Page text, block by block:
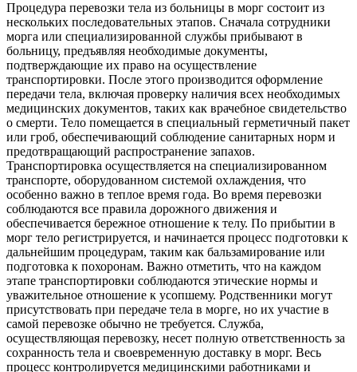
Процедура перевозки тела из больницы в морг состоит из
нескольких последовательных этапов. Сначала сотрудники
морга или специализированной службы прибывают в
больницу, предъявляя необходимые документы,
подтверждающие их право на осуществление
транспортировки. После этого производится оформление
передачи тела, включая проверку наличия всех необходимых
медицинских документов, таких как врачебное свидетельство
о смерти. Тело помещается в специальный герметичный пакет
или гроб, обеспечивающий соблюдение санитарных норм и
предотвращающий распространение запахов.
Транспортировка осуществляется на специализированном
транспорте, оборудованном системой охлаждения, что
особенно важно в теплое время года. Во время перевозки
соблюдаются все правила дорожного движения и
обеспечивается бережное отношение к телу. По прибытии в
морг тело регистрируется, и начинается процесс подготовки к
дальнейшим процедурам, таким как бальзамирование или
подготовка к похоронам. Важно отметить, что на каждом
этапе транспортировки соблюдаются этические нормы и
уважительное отношение к усопшему. Родственники могут
присутствовать при передаче тела в морге, но их участие в
самой перевозке обычно не требуется. Служба,
осуществляющая перевозку, несет полную ответственность за
сохранность тела и своевременную доставку в морг. Весь
процесс контролируется медицинскими работниками и